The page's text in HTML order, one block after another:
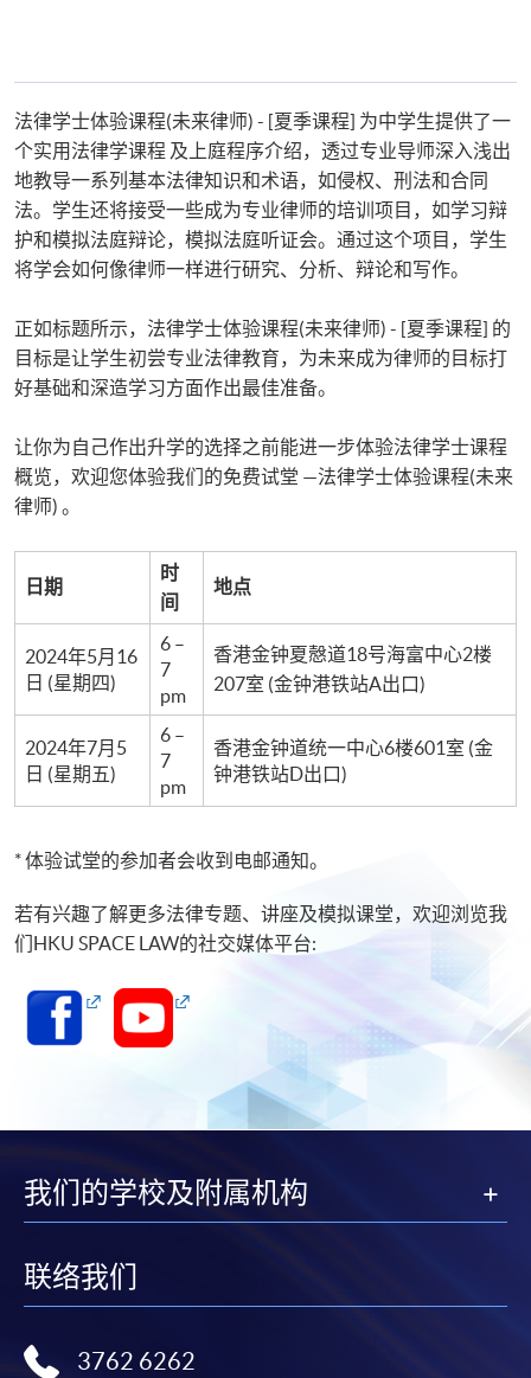
法律学士体验课程(未来律师) - [夏季课程] 为中学生提供了一
个实用法律学课程 及上庭程序介绍，透过专业导师深入浅出
地教导一系列基本法律知识和术语，如侵权、刑法和合同
法。学生还将接受一些成为专业律师的培训项目，如学习辩
护和模拟法庭辩论，模拟法庭听证会。通过这个项目，学生
将学会如何像律师一样进行研究、分析、辩论和写作。
正如标题所示，法律学士体验课程(未来律师) - [夏季课程] 的
目标是让学生初尝专业法律教育，为未来成为律师的目标打
好基础和深造学习方面作出最佳准备。
让你为自己作出升学的选择之前能进一步体验法律学士课程
概览，欢迎您体验我们的免费试堂 —法律学士体验课程(未来
律师) 。
日期
时
间
地点
2024年5月16
日 (星期四)
6 –
7
pm
香港金钟夏慤道18号海富中心2楼
207室 (金钟港铁站A出口)
2024年7月5
日 (星期五)
6 –
7
pm
香港金钟道统一中心6楼601室 (金
钟港铁站D出口)
* 体验试堂的参加者会收到电邮通知。
若有兴趣了解更多法律专题、讲座及模拟课堂，欢迎浏览我
们HKU SPACE LAW的社交媒体平台:
我们的学校及附属机构
联络我们
3762 6262